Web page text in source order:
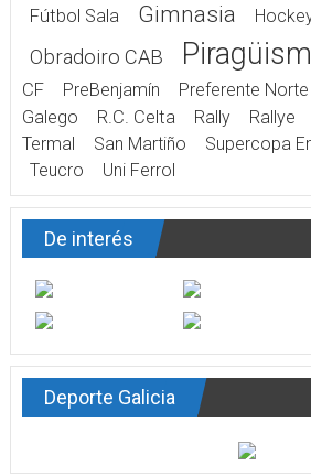
Fútbol Sala Gimnasia
Obradoiro CAB
CF
PreBenjamín Preferente Norte
Galego
R.C. Celta Rally Rallye
Termal
San Martiño Supercopa
Teucro
Uni Ferrol
De interés
Deporte Galicia